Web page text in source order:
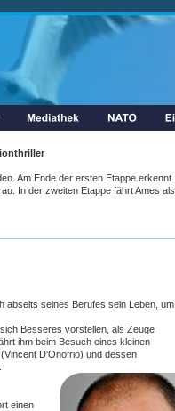
Am Ende der ersten Etappe erkennt
In der zweiten Etappe fährt Ames als
abseits seines Berufes sein Leben, um
Besseres vorstellen, als Zeuge
ihm beim Besuch eines kleinen
D'Onofrio) und dessen
einen